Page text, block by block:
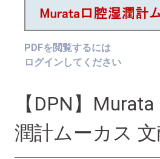
PDFを閲覧するには
ログインしてください
【DPN】
潤計ムーカス 文